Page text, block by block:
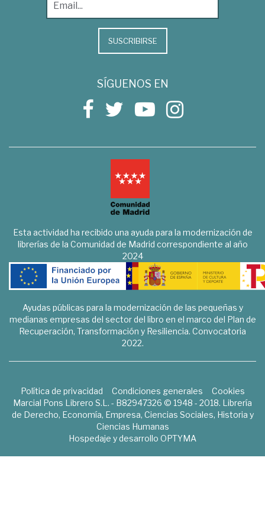
SUSCRIBIRSE
SÍGUENOS EN
Esta actividad ha recibido una ayuda para la modernización de
librerías de la Comunidad de Madrid correspondiente al año
2024
Ayudas públicas para la modernización de las pequeñas y
medianas empresas del sector del libro en el marco del Plan de
Recuperación, Transformación y Resiliencia. Convocatoria
2022.
Política de privacidad Condiciones generales
Cookies
Marcial Pons Librero S.L. - B82947326 © 1948 - 2018. Librería
de Derecho, Economía, Empresa, Ciencias Sociales, Historia y
Ciencias Humanas
Hospedaje y desarrollo OPTYMA